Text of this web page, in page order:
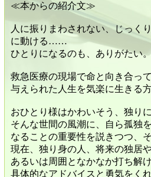
≪本からの紹介文≫
人に振りまわされない、じっく
に動ける……
ひとりになるのも、ありがたい
救急医療の現場で命と向き合っ
与えられた人生を気楽に生きる
おひとり様はかわいそう、独り
そんな世間の風潮に、自ら孤独
なることの重要性を説きつつ、
現在、独り身の人、将来の独居
あるいは周囲となかなか打ち解
具体的なアドバイスと勇気をく